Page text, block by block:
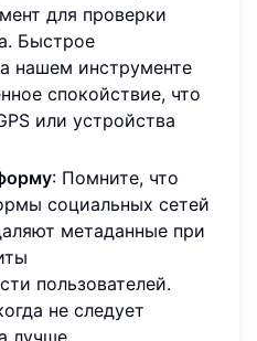
для проверки
Быстрое
нашем инструменте
спокойствие, что
или устройства
: Помните, что
социальных сетей
метаданные при
пользователей.
не следует
лучше